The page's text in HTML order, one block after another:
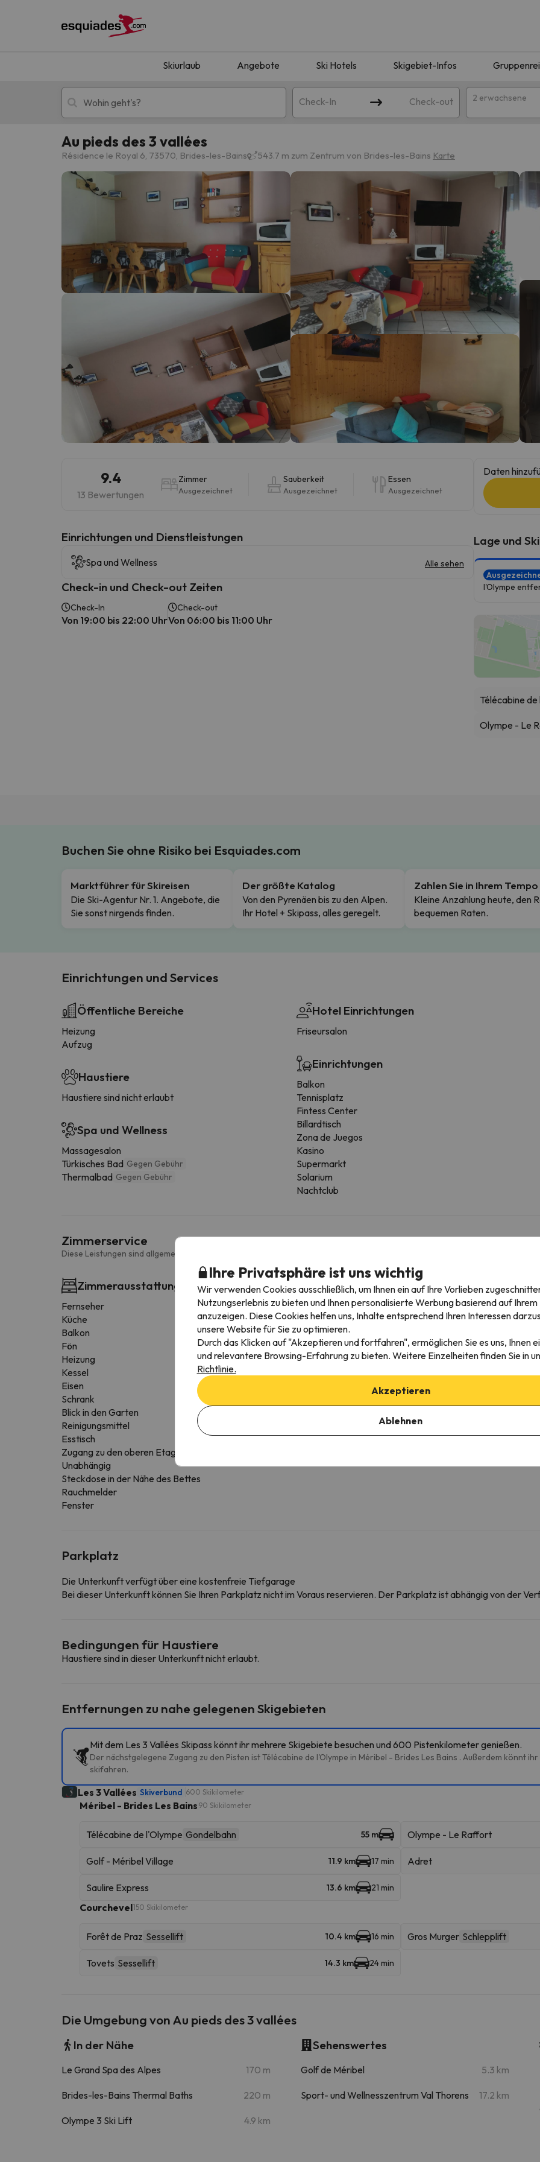
Skiurlaub Angebote Ski Hotels Skigebiet-Infos
Check-In Check-out 2 erwachsene
Skiurlaub Berghotels
Oops, wir haben keine Ergebnisse gefunden, die Ihrer Suche entsprechen. Versuchen Sie, das Ziel zu ändern.
Es sieht so aus, als hätte sich unser Sucher verirrt. Sobald er seinen Kompass gefunden hat, wird er zurück sein.
Au pieds des 3 vallées
Résidence le Royal 6, 73570, Brides-les-Bains 543.7 m zum Zentrum von Brides-les-Bains Karte
9.4
13 Bewertungen
Zimmer
Ausgezeichnet
Sauberkeit
Ausgezeichnet
Essen
Ausgezeichnet
​Einrichtungen und Dienstleistungen
Spa und Wellness Alle sehen
Check-in und Check-out Zeiten
Check-In
Von 19:00 bis 22:00 Uhr
Check-out
Von 06:00 bis 11:00 Uhr
Daten
Lage und
l'Olympe
Télécabine
Olympe - Le
Buchen Sie ohne Risiko bei Esquiades.com
Marktführer für Skireisen
Die Ski-Agentur Nr. 1. Angebote, die
Sie sonst nirgends finden.
Der größte Katalog
Von den Pyrenäen bis zu den Alpen.
Ihr Hotel + Skipass, alles geregelt.
Zahlen Sie in Ihrem Tempo
Kleine Anzahlung heute, den
bequemen Raten.
Einrichtungen und Services
Öffentliche Bereiche
Heizung
Aufzug
Haustiere
Haustiere sind nicht erlaubt
Spa und Wellness
Massagesalon
Türkisches Bad Gegen Gebühr
Thermalbad Gegen Gebühr
Hotel Einrichtungen
Friseursalon
Einrichtungen
Balkon
Tennisplatz
Fintess Center
Billardtisch
Zona de Juegos
Kasino
Supermarkt
Solarium
Nachtclub
Zimmerservice
Diese Leistungen sind allgemein und können je nach Zimmertyp variieren.
Zimmerausstattung
Fernseher
Küche
Balkon
Fön
Heizung
Kessel
Eisen
Schrank
Blick in den Garten
Reinigungsmittel
Esstisch
Zugang zu den oberen Etagen mit Aufzug
Unabhängig
Steckdose in der Nähe des Bettes
Rauchmelder
Fenster
Badezimmer
WC
Dusche
Dusche oder Badewanne
Toilettenpapier
Parkplatz
Die Unterkunft verfügt über eine kostenfreie Tiefgarage
Bei dieser Unterkunft können Sie Ihren Parkplatz nicht im Voraus reservieren. Der Parkplatz ist abhängig von der
Bedingungen für Haustiere
Haustiere sind in dieser Unterkunft nicht erlaubt.
Entfernungen zu nahe gelegenen Skigebieten
Mit dem Les 3 Vallées Skipass könnt ihr mehrere Skigebiete besuchen und 600 Pistenkilometer genießen.
Der nächstgelegene Zugang zu den Pisten ist Télécabine de l'Olympe in Méribel - Brides Les Bains . Außerdem könnt
skifahren.
Les 3 Vallées Skiverbund 600 Skikilometer
Méribel - Brides Les Bains 90 Skikilometer
Télécabine de l'Olympe Gondelbahn 55 m Olympe - Le Raffort
Golf - Méribel Village 11.9 km 17 min Adret
Saulire Express 13.6 km 21 min
Courchevel150 Skikilometer
Forêt de Praz Sessellift 10.4 km 16 min Gros Murger Schlepplift
Tovets Sessellift 14.3 km 24 min
Die Umgebung von Au pieds des 3 vallées
In der Nähe
Le Grand Spa des Alpes 170 m
Brides-les-Bains Thermal Baths 220 m
Olympe 3 Ski Lift 4.9 km
Sehenswertes
Golf de Méribel 5.3 km
Sport- und Wellnesszentrum Val Thorens 17.2 km
Ihre Privatsphäre ist uns wichtig
Wir verwenden Cookies ausschließlich, um Ihnen ein auf Ihre Vorlieben
Nutzungserlebnis zu bieten und Ihnen personalisierte Werbung basierend auf Ihrem
anzuzeigen. Diese Cookies helfen uns, Inhalte entsprechend Ihren Interessen
unsere Website für Sie zu optimieren.
Durch das Klicken auf "Akzeptieren und fortfahren", ermöglichen Sie es uns, Ihnen
und relevantere Browsing-Erfahrung zu bieten. Weitere Einzelheiten finden Sie in
Richtlinie.
Akzeptieren
Ablehnen